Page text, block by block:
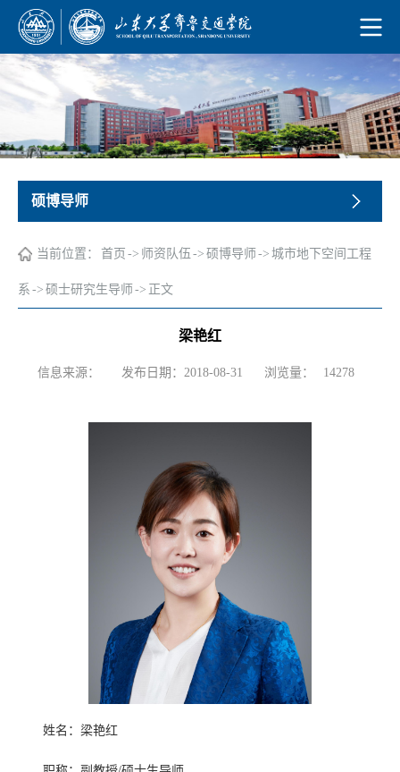
硕博导师
当前位置： 首页 -> 师资队伍 -> 硕博导师-> 城市地下空间工程
系 -> 硕士研究生导师-> 正文
梁艳红
信息来源： 发布日期：2018-08-31 浏览量： 14278
姓名：梁艳红